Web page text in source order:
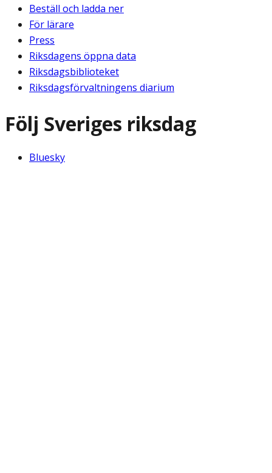
Beställ och ladda ner
För lärare
Press
Riksdagens öppna data
Riksdagsbiblioteket
Riksdagsförvaltningens diarium
Följ Sveriges riksdag
Bluesky